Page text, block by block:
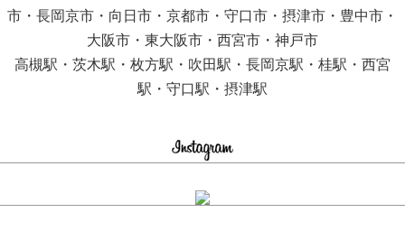
市・長岡京市・向日市・京都市・守口市・摂津市・豊中市・
大阪市・東大阪市・西宮市・神戸市
高槻駅・茨木駅・枚方駅・吹田駅・長岡京駅・桂駅・西宮
駅・守口駅・摂津駅